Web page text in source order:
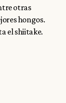
otras
hongos.
el shiitake.